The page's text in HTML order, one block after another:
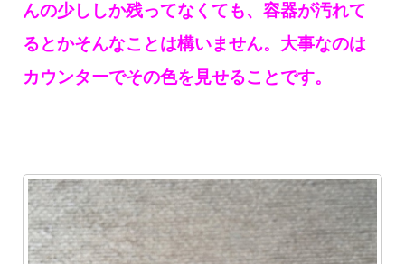
んの少ししか残ってなくても、容器が汚れて
るとかそんなことは構いません。大事なのは
カウンターでその色を見せることです。